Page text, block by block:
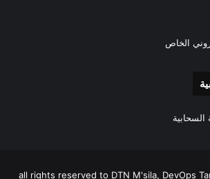
الخاص
السحابية
all rights reserved to DTN M'sila, DevOps